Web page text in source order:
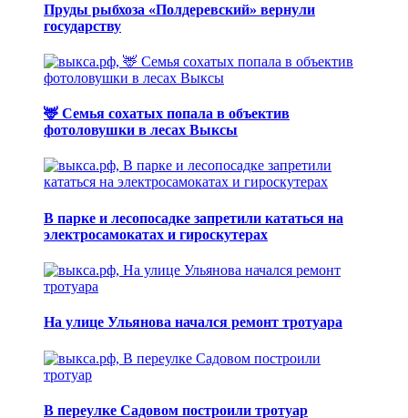
Пруды рыбхоза «Полдеревский» вернули
государству
🦌 Семья сохатых попала в объектив
фотоловушки в лесах Выксы
В парке и лесопосадке запретили кататься на
электросамокатах и гироскутерах
На улице Ульянова начался ремонт тротуара
В переулке Садовом построили тротуар